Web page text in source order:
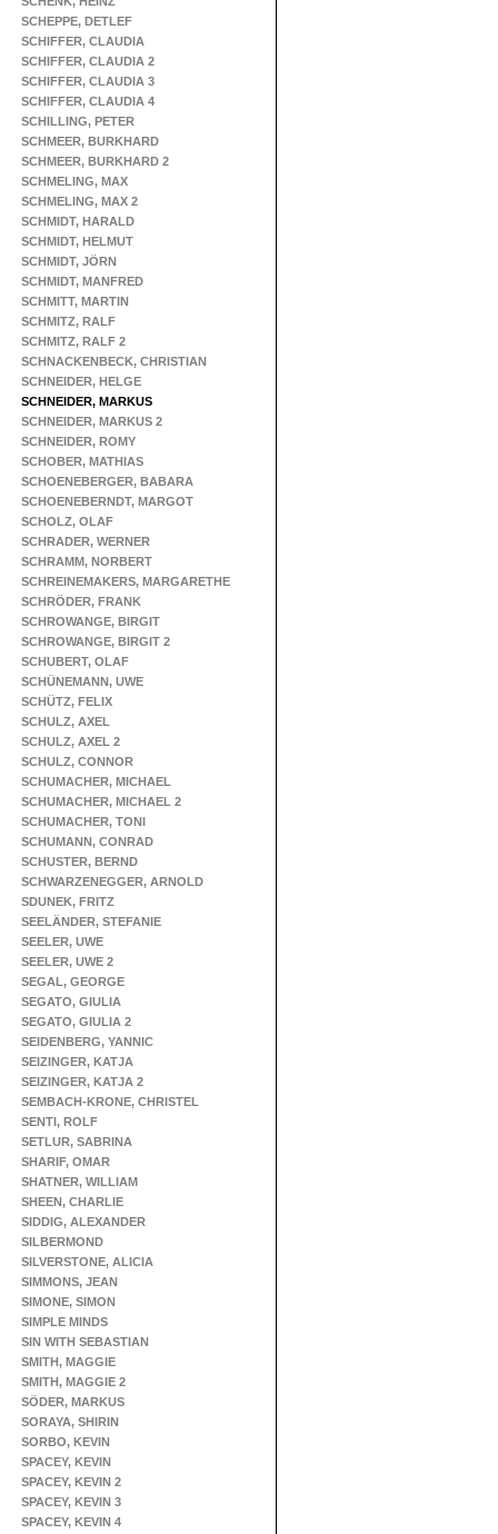
SCHEPPE, DETLEF
SCHIFFER, CLAUDIA
SCHIFFER, CLAUDIA 2
SCHIFFER, CLAUDIA 3
SCHIFFER, CLAUDIA 4
SCHILLING, PETER
SCHMEER, BURKHARD
SCHMEER, BURKHARD 2
SCHMELING, MAX
SCHMELING, MAX 2
SCHMIDT, HARALD
SCHMIDT, HELMUT
SCHMIDT, JÖRN
SCHMIDT, MANFRED
SCHMITT, MARTIN
SCHMITZ, RALF
SCHMITZ, RALF 2
SCHNACKENBECK, CHRISTIAN
SCHNEIDER, HELGE
SCHNEIDER, MARKUS
SCHNEIDER, MARKUS 2
SCHNEIDER, ROMY
SCHOBER, MATHIAS
SCHOENEBERGER, BABARA
SCHOENEBERNDT, MARGOT
SCHOLZ, OLAF
SCHRADER, WERNER
SCHRAMM, NORBERT
SCHREINEMAKERS, MARGARETHE
SCHRÖDER, FRANK
SCHROWANGE, BIRGIT
SCHROWANGE, BIRGIT 2
SCHUBERT, OLAF
SCHÜNEMANN, UWE
SCHÜTZ, FELIX
SCHULZ, AXEL
SCHULZ, AXEL 2
SCHULZ, CONNOR
SCHUMACHER, MICHAEL
SCHUMACHER, MICHAEL 2
SCHUMACHER, TONI
SCHUMANN, CONRAD
SCHUSTER, BERND
SCHWARZENEGGER, ARNOLD
SDUNEK, FRITZ
SEELÄNDER, STEFANIE
SEELER, UWE
SEELER, UWE 2
SEGAL, GEORGE
SEGATO, GIULIA
SEGATO, GIULIA 2
SEIDENBERG, YANNIC
SEIZINGER, KATJA
SEIZINGER, KATJA 2
SEMBACH-KRONE, CHRISTEL
SENTI, ROLF
SETLUR, SABRINA
SHARIF, OMAR
SHATNER, WILLIAM
SHEEN, CHARLIE
SIDDIG, ALEXANDER
SILBERMOND
SILVERSTONE, ALICIA
SIMMONS, JEAN
SIMONE, SIMON
SIMPLE MINDS
SIN WITH SEBASTIAN
SMITH, MAGGIE
SMITH, MAGGIE 2
SÖDER, MARKUS
SORAYA, SHIRIN
SORBO, KEVIN
SPACEY, KEVIN
SPACEY, KEVIN 2
SPACEY, KEVIN 3
SPACEY, KEVIN 4